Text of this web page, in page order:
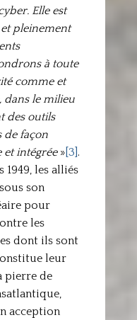
Elle est
pleinement
à toute
comme et
dans le milieu
des outils
de façon
intégrée»[3].
1949, les alliés
son
pour
les
dont ils sont
leur
pierre de
acception